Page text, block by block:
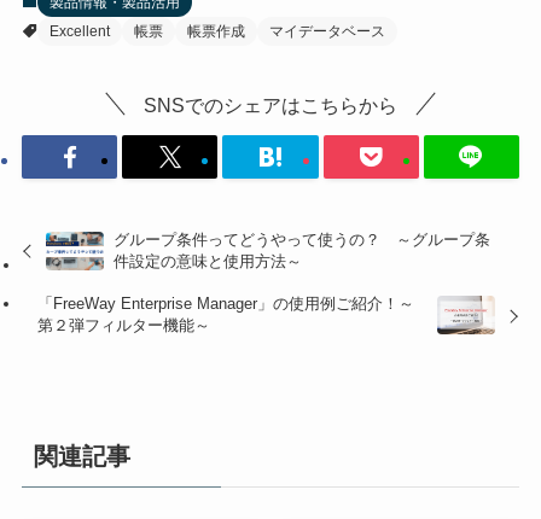
Excellent
帳票 帳票作成 マイデータベース
SNSでのシェアはこちらから
グループ条件ってどうやって使うの？ ～グループ条
件設定の意味と使用方法～
「FreeWay Enterprise Manager」の使用例ご紹介！～
第２弾フィルター機能～
関連記事